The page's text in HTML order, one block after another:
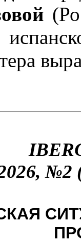
№2